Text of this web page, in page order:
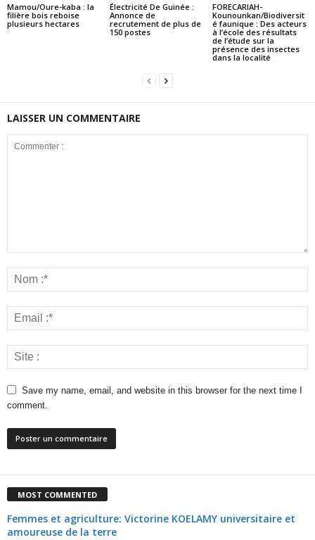
Mamou/Oure-kaba : la
filière bois reboise
plusieurs hectares
Électricité De Guinée :
Annonce de
recrutement de plus de
150 postes
FORECARIAH-
Kounounkan/Biodiversit
é faunique : Des acteurs
à l’école des résultats
de l’étude sur la
présence des insectes
dans la localité
LAISSER UN COMMENTAIRE
Save my name, email, and website in this browser for the next time I
comment.
MOST COMMENTED
Femmes et agriculture: Victorine KOELAMY universitaire et
amoureuse de la terre